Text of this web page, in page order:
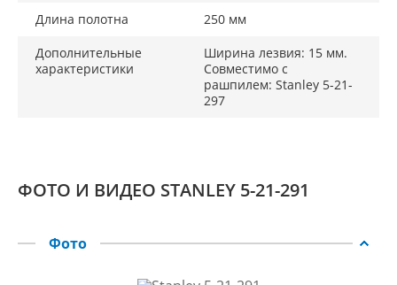
Длина полотна
250 мм
Дополнительные
характеристики
Ширина лезвия: 15 мм.
Совместимо с
рашпилем: Stanley 5-21-
297
ФОТО И ВИДЕО STANLEY 5-21-291
Фото